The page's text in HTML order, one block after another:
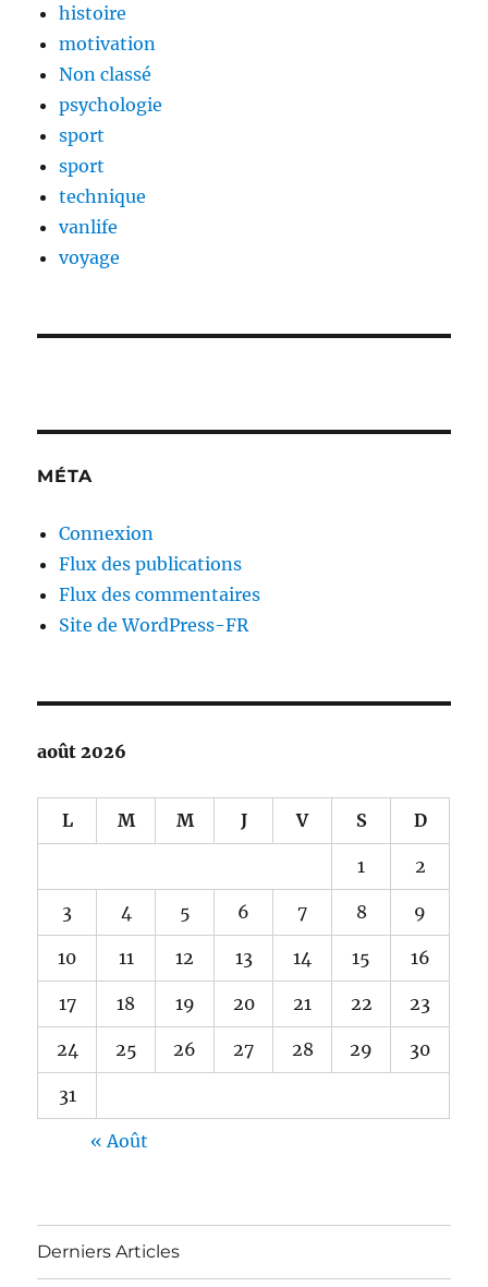
histoire
motivation
Non classé
psychologie
sport
sport
technique
vanlife
voyage
MÉTA
Connexion
Flux des publications
Flux des commentaires
Site de WordPress-FR
août 2026
L M M J V S D
1 2
3 4 5 6 7 8 9
10 11 12 13 14 15 16
17 18 19 20 21 22 23
24 25 26 27 28 29 30
31
« Août
Derniers Articles